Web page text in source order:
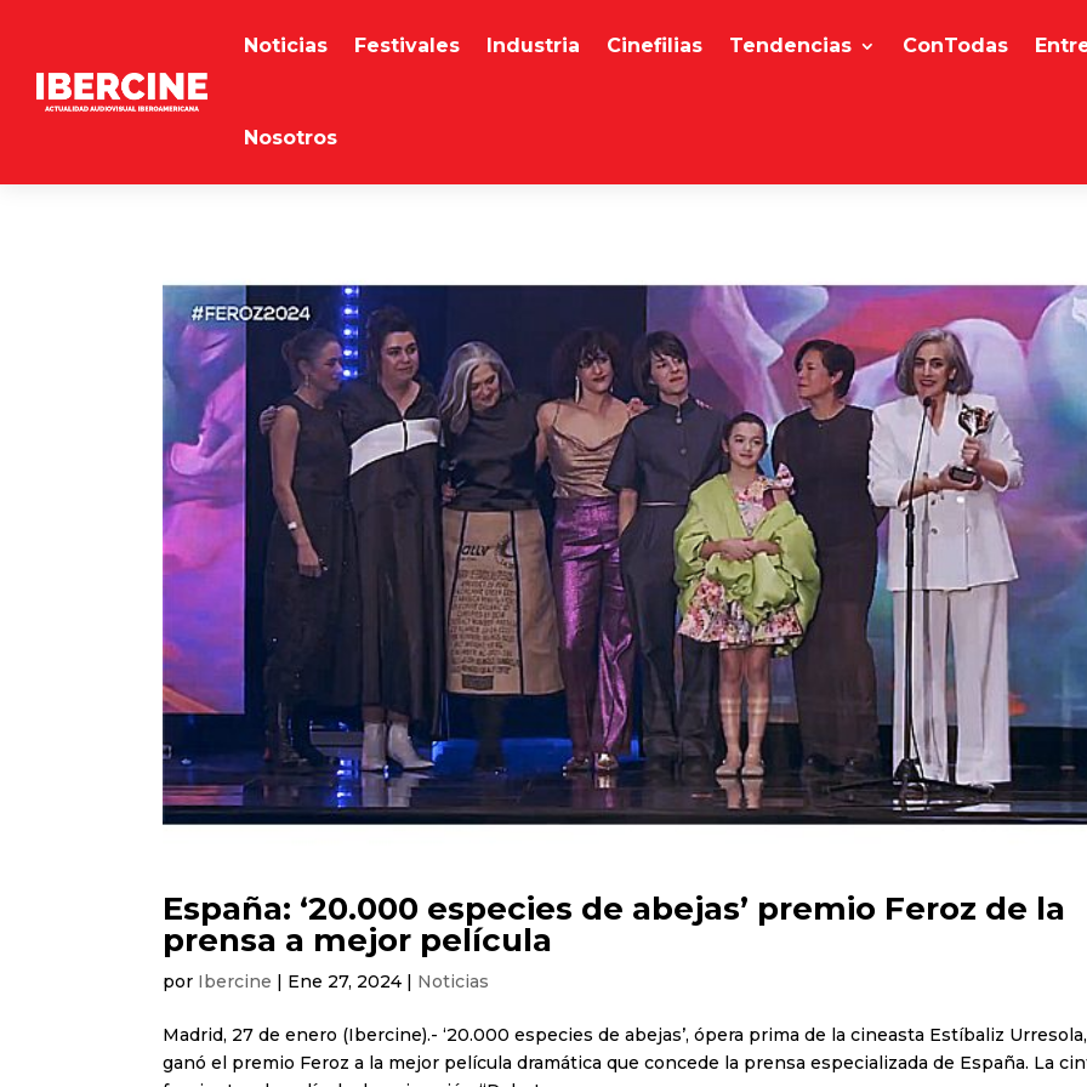
Noticias Festivales Industria Cinefilias Tendencias ConTodas
Nosotros
España: ‘20.000 especies de abejas’ premio Feroz de la
prensa a mejor película
por Ibercine | Ene 27, 2024 | Noticias
Madrid, 27 de enero (Ibercine).- ‘20.000 especies de abejas’, ópera prima de la cineasta Estíbaliz Urresola,
ganó el premio Feroz a la mejor película dramática que concede la prensa especializada de España. La